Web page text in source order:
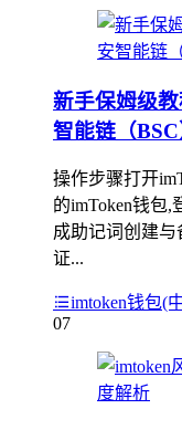
新手保姆级
智能链（BSC
操作步骤打开
的imToken钱包
成助记词创建
证...
imtoken钱包(
07